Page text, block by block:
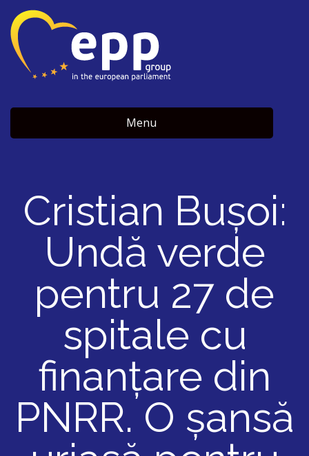
Menu
Cristian Bușoi:
Undă verde
pentru 27 de
spitale cu
finanțare din
PNRR. O șansă